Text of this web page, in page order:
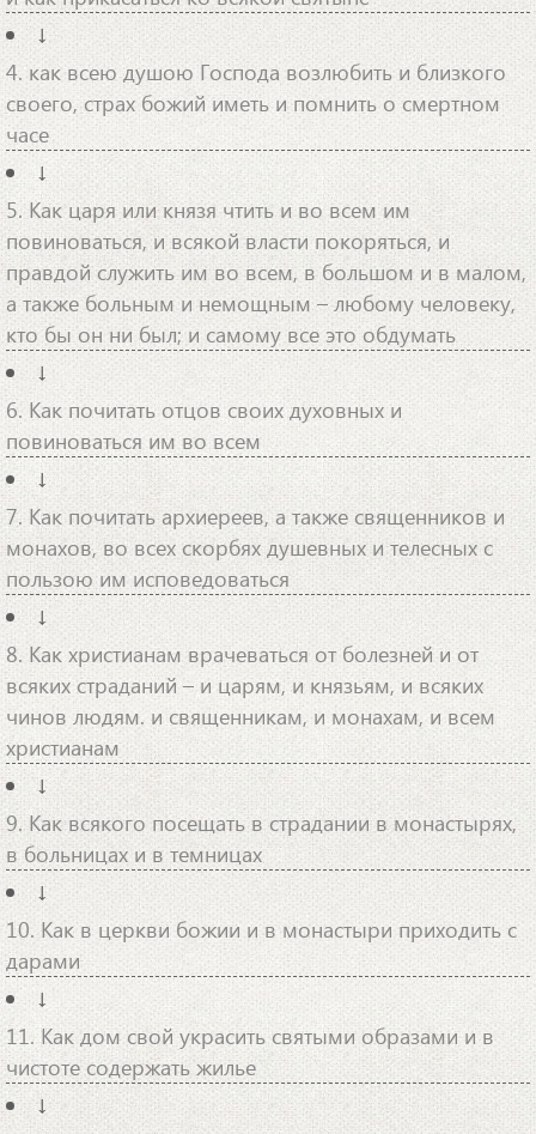
↓
4. как всею душою Господа возлюбить и близкого
своего, страх божий иметь и помнить о смертном
часе
↓
5. Как царя или князя чтить и во всем им
повиноваться, и всякой власти покоряться, и
правдой служить им во всем, в большом и в малом,
а также больным и немощным – любому человеку,
кто бы он ни был; и самому все это обдумать
↓
6. Как почитать отцов своих духовных и
повиноваться им во всем
↓
7. Как почитать архиереев, а также священников и
монахов, во всех скорбях душевных и телесных с
пользою им исповедоваться
↓
8. Как христианам врачеваться от болезней и от
всяких страданий – и царям, и князьям, и всяких
чинов людям. и священникам, и монахам, и всем
христианам
↓
9. Как всякого посещать в страдании в монастырях,
в больницах и в темницах
↓
10. Как в церкви божии и в монастыри приходить с
дарами
↓
11. Как дом свой украсить святыми образами и в
чистоте содержать жилье
↓